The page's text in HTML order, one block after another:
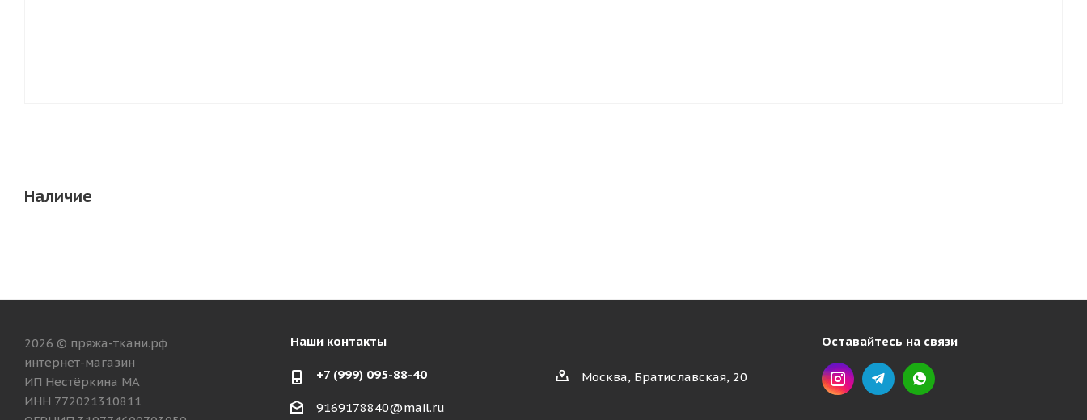
Наличие
2026 © пряжа-ткани.рф
интернет-магазин
ИП Нестёркина МА
ИНН 772021310811
Наши контакты
+7 (999) 095-88-40
9169178840@mail.ru
Москва, Братиславская, 20
Оставайтесь на связи